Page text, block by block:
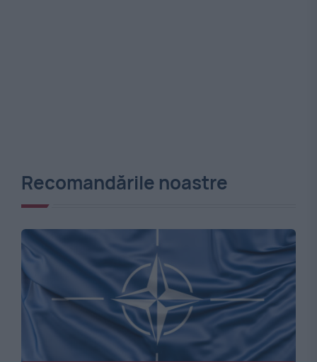
Recomandările noastre